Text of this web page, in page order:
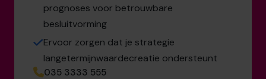
prognoses voor betrouwbare
besluitvorming
Ervoor zorgen dat je strategie
langetermijnwaardecreatie ondersteunt
035 3333 555